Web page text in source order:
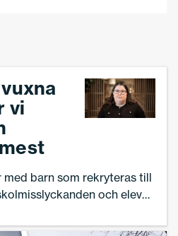
vi
med barn som rekryteras till
och elever